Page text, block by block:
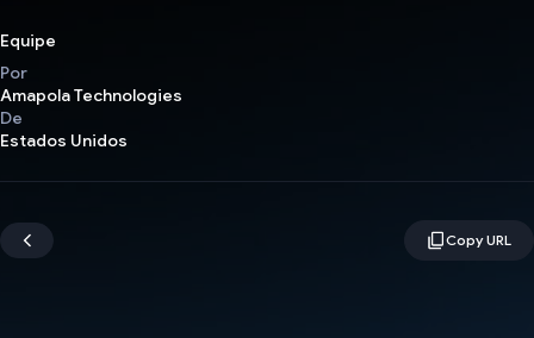
Equipe
Por
Amapola Technologies
De
Estados Unidos